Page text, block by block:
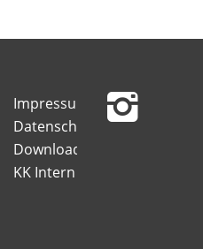
Impressum
Datenschutz
Downloads
KK Intern